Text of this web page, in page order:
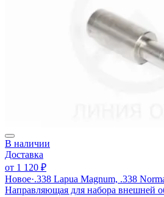
В наличии
Доставка
от 1 120 ₽
Новое·.338 Lapua Magnum, .338
Направляющая для набора внешней